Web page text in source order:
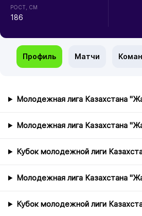
РОСТ, СМ
186
Профиль Матчи
Молодежная лига Казахстана
Молодежная лига Казахстана
Кубок молодежной лиги
Молодежная лига Казахстана
Кубок молодежной лиги